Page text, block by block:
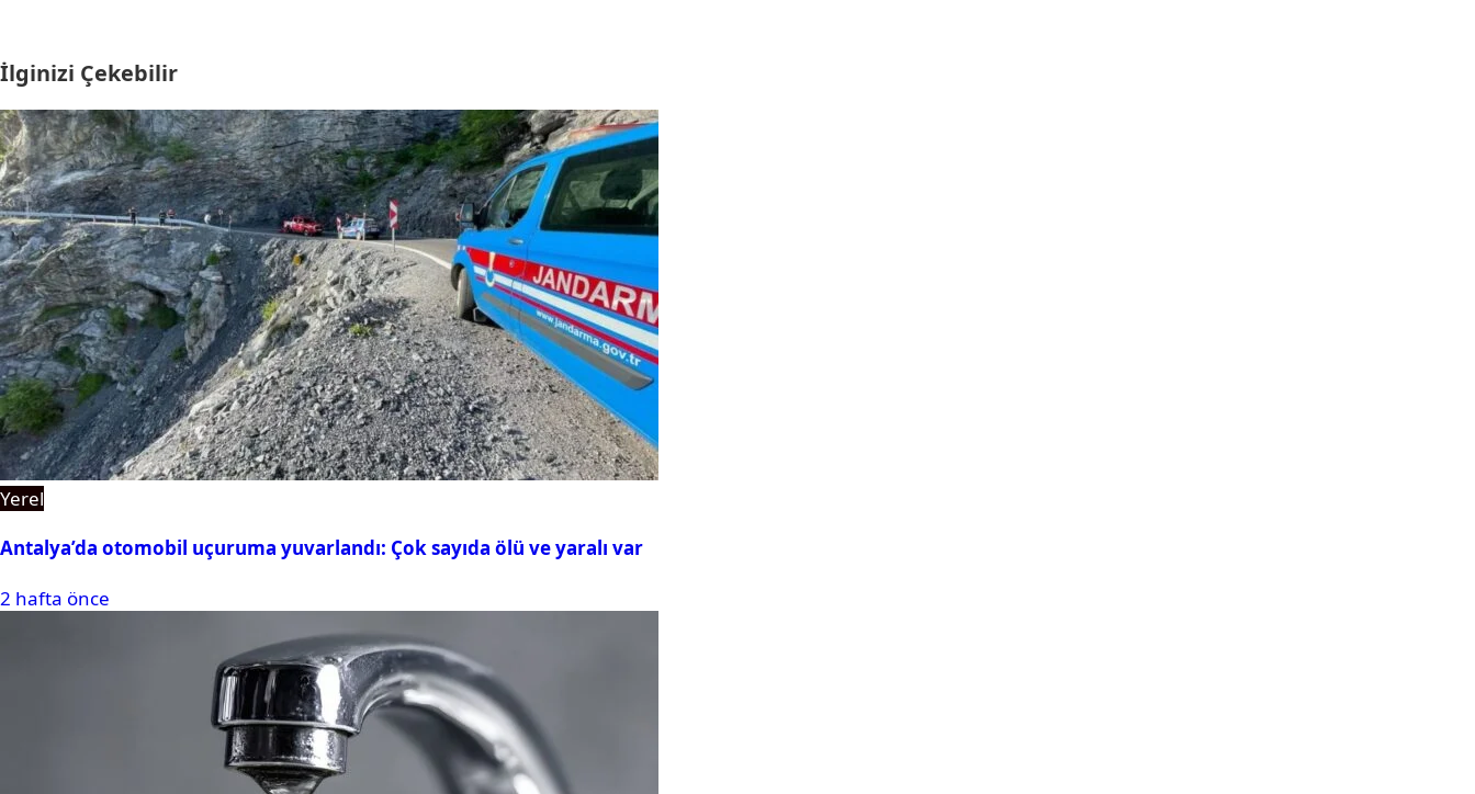
İlginizi Çekebilir
Yerel
Antalya’da otomobil uçuruma yuvarlandı: Çok sayıda ölü ve yaralı var
2 hafta önce